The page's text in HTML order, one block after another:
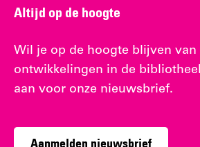
Altijd op de hoogte
Wil je op de hoogte blijven van
ontwikkelingen in de
aan voor onze nieuwsbrief.
Aanmelden nieuwsbrief